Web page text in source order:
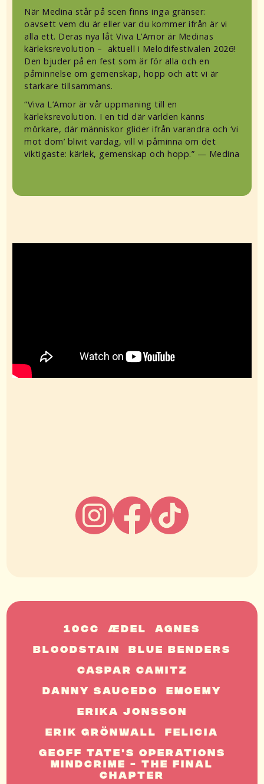
När Medina står på scen finns inga gränser:
oavsett vem du är eller var du kommer ifrån är vi
alla ett. Deras nya låt Viva L’Amor är Medinas
kärleksrevolution – aktuell i Melodifestivalen 2026!
Den bjuder på en fest som är för alla och en
påminnelse om gemenskap, hopp och att vi är
starkare tillsammans.
“Viva L’Amor är vår uppmaning till en
kärleksrevolution. I en tid där världen känns
mörkare, där människor glider ifrån varandra och ‘vi
mot dom’ blivit vardag, vill vi påminna om det
viktigaste: kärlek, gemenskap och hopp.” — Medina
10cc ÆDEL
Agnes
Bloodstain
Blue Benders
Caspar Camitz
Danny Saucedo
EmoEmy
Erika Jonsson
Erik Grönwall
Felicia
Geoff Tate's Operations
Mindcrime - The Final
Chapter